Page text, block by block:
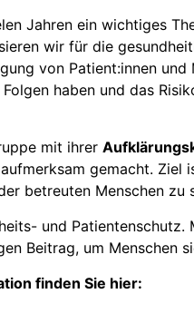
Jahren ein wichtiges
wir für die
von Patient:innen
haben und das
mit ihrer
gemacht. Ziel
betreuten Menschen zu
und
Beitrag, um Menschen
finden Sie hier: